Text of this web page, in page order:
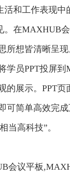
活和工作表现中
。在MAXHUB
所想皆清晰呈
学员PPT投屏
的展示。PPT页
可简单高效完
当高科技”。
议平板